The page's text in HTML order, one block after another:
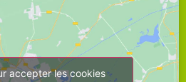
accepter les cookies